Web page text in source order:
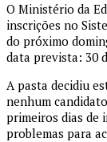
O Ministério da
inscrições no
do próximo
data prevista: 30
A pasta decidiu
nenhum
primeiros dias de
problemas para